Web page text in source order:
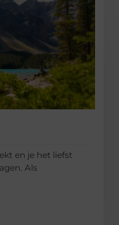
en je het liefst
Als